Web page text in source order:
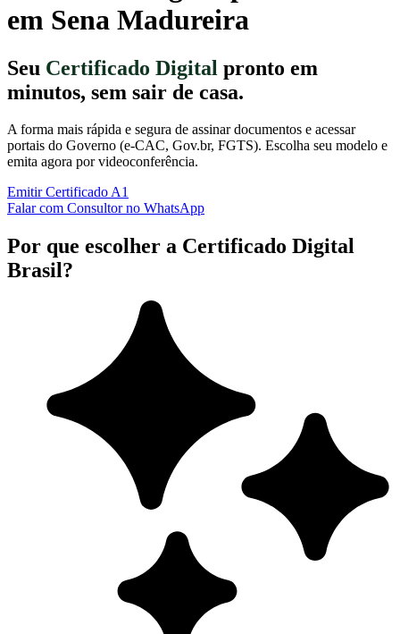
em Sena Madureira
Seu Certificado Digital pronto em
minutos, sem sair de casa.
A forma mais rápida e segura de assinar documentos e acessar
portais do Governo (e-CAC, Gov.br, FGTS). Escolha seu modelo e
emita agora por videoconferência.
Emitir Certificado A1
Falar com Consultor no WhatsApp
Por que escolher a Certificado Digital
Brasil?